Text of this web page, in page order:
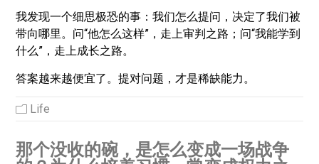
我发现一个细思极恐的事：我们怎么提问，决定了我们被
带向哪里。问“他怎么这样”，走上审判之路；问“我能学到
什么”，走上成长之路。
答案越来越便宜了。提对问题，才是稀缺能力。
Life
那个没收的碗，是怎么变成一场战争